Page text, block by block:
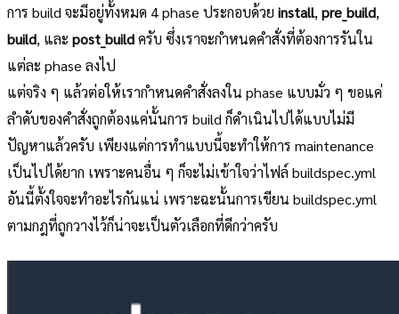
การ build จะมีอยู่ทั้งหมด 4 phase ประกอบด้วย install,pre_build,
build, และ post_buildครับ ซึ่งเราจะกำหนดคำสั่งที่ต้องการรันใน
แต่ละ phase ลงไป
แต่จริง ๆ แล้วต่อให้เรากำหนดคำสั่งลงใน phase แบบมั่ว ๆ ขอแค่
ลำดับของคำสั่งถูกต้องแค่นั้นการ build ก็ดำเนินไปได้แบบไม่มี
ปัญหาแล้วครับ เพียงแต่การทำแบบนี้จะทำให้การ maintenance
เป็นไปได้ยาก เพราะคนอื่น ๆ ก็จะไม่เข้าใจว่าไฟล์ buildspec.yml
อันนี้ตั้งใจจะทำอะไรกันแน่ เพราะฉะนั้นการเขียน buildspec.yml
ตามกฎที่ถูกวางไว้ก็น่าจะเป็นตัวเลือกที่ดีกว่าครับ